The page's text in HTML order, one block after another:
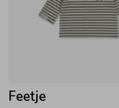
Feetje